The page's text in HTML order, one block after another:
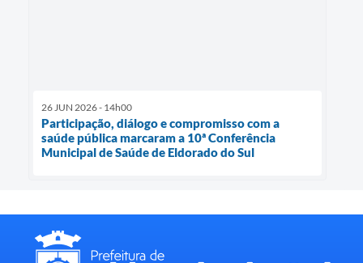
26 JUN 2026 - 14h00
Participação, diálogo e compromisso com a
saúde pública marcaram a 10ª Conferência
Municipal de Saúde de Eldorado do Sul